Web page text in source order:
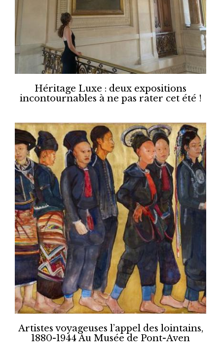
Héritage Luxe : deux expositions
incontournables à ne pas rater cet été !
Artistes voyageuses l’appel des lointains,
1880-1944 Au Musée de Pont-Aven